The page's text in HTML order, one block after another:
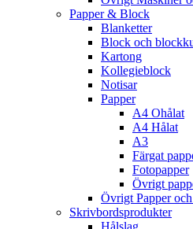
Papper & Block
Blanketter
Block och
Kartong
Kollegieblock
Notisar
Papper
A4 Ohålat
A4 Hålat
A3
Färgat
Fotopapper
Övrigt
Övrigt Papper
Skrivbordsprodukter
Hålslag